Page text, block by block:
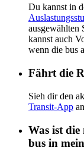
Du kannst in
ausgewählten
kannst auch
wenn die bus
Fährt die
Sieh dir den
Transit-App
Was ist
bus in